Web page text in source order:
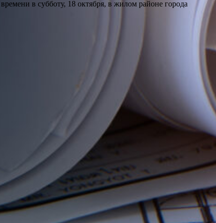
в субботу, 18 октября, в жилом районе города